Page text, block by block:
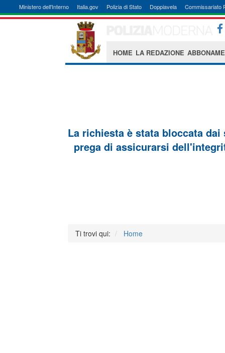
Ministero dell'Interno Italia.gov Polizia di Stato Doppiavela Commissariato
HOME LA REDAZIONE
La richiesta è stata bloccata
prega di assicurarsi
Ti trovi qui: Home